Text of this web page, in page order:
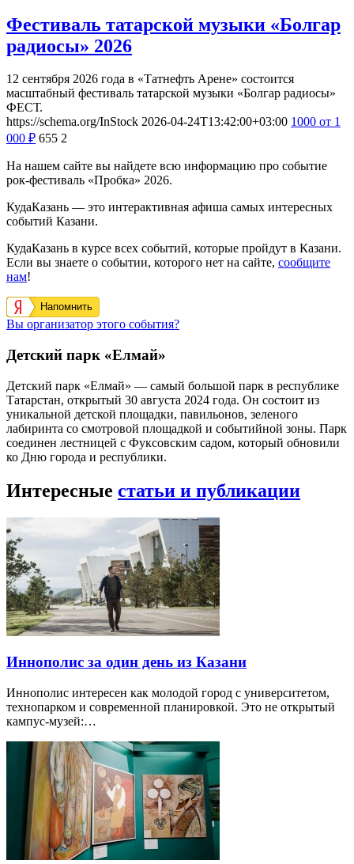
Фестиваль татарской музыки «Болгар
радиосы» 2026
12 сентября 2026 года в «Татнефть Арене» состоится
масштабный фестиваль татарской музыки «Болгар радиосы»
ФЕСТ.
https://schema.org/InStock 2026-04-24T13:42:00+03:00 1000 от 1
000 ₽ 655 2
На нашем сайте вы найдете всю информацию про событие
рок-фестиваль «Пробка» 2026.
КудаКазань — это интерактивная афиша самых интересных
событий Казани.
КудаКазань в курсе всех событий, которые пройдут в Казани.
Если вы знаете о событии, которого нет на сайте, сообщите
нам!
Напомнить
Вы организатор этого события?
Детский парк «Елмай»
Детский парк «Елмай» — самый большой парк в республике
Татарстан, открытый 30 августа 2024 года. Он состоит из
уникальной детской площадки, павильонов, зеленого
лабиринта со смотровой площадкой и событийной зоны. Парк
соединен лестницей с Фуксовским садом, который обновили
ко Дню города и республики.
Интересные статьи и публикации
Иннополис за один день из Казани
Иннополис интересен как молодой город с университетом,
технопарком и современной планировкой. Это не открытый
кампус-музей:…